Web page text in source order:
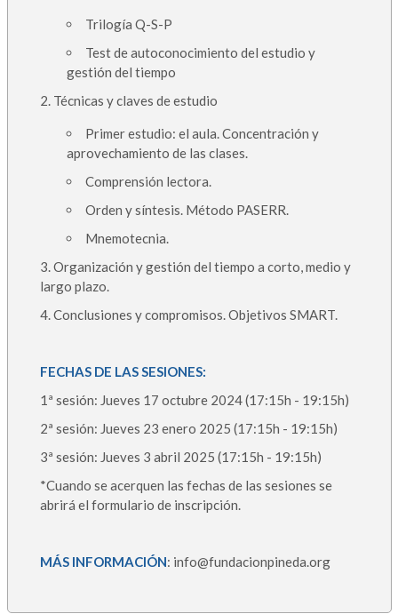
Trilogía Q-S-P
Test de autoconocimiento del estudio y
gestión del tiempo
2. Técnicas y claves de estudio
Primer estudio: el aula. Concentración y
aprovechamiento de las clases.
Comprensión lectora.
Orden y síntesis. Método PASERR.
Mnemotecnia.
3. Organización y gestión del tiempo a corto, medio y
largo plazo.
4. Conclusiones y compromisos. Objetivos SMART.
FECHAS DE LAS SESIONES:
1ª sesión: Jueves 17 octubre 2024 (17:15h - 19:15h)
2ª sesión: Jueves 23 enero 2025 (17:15h - 19:15h)
3ª sesión: Jueves 3 abril 2025 (17:15h - 19:15h)
*Cuando se acerquen las fechas de las sesiones se
abrirá el formulario de inscripción.
MÁS INFORMACIÓN: info@fundacionpineda.org